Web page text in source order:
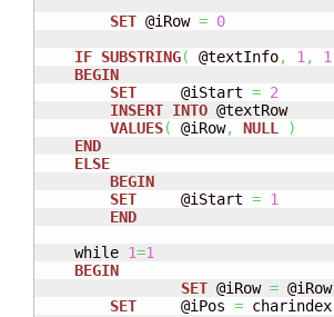
SET @iRow = 0
IF SUBSTRING( @textInfo, 1 , 1
BEGIN
SET
	@iStart
= 2
INSERT INTO @textRow
VALUES( @iRow, NULL
)
END
ELSE
BEGIN
SET
	@iStart
= 1
END
    while
1=1
BEGIN
SET @iRow = @iRow
SET
	@iPos
= charindex